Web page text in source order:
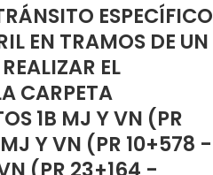
ESPECÍFICO
EN TRAMOS DE UN
EL
CARPETA
1B MJ Y VN (PR
Y VN (PR 10+578 -